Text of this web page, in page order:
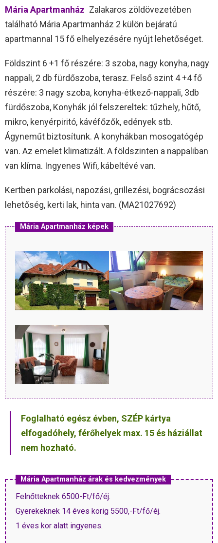
Mária Apartmanház Zalakaros zöldövezetében
található Mária Apartmanház 2 külön bejáratú
apartmannal 15 fő elhelyezésére nyújt lehetőséget.
Földszint 6 +1 fő részére: 3 szoba, nagy konyha, nagy
nappali, 2 db fürdőszoba, terasz. Felső szint 4 +4 fő
részére: 3 nagy szoba, konyha-étkező-nappali, 3db
fürdőszoba, Konyhák jól felszereltek: tűzhely, hűtő,
mikro, kenyérpiritó, kávéfőzők, edények stb.
Ágyneműt biztosítunk. A konyhákban mosogatógép
van. Az emelet klimatizált. A földszinten a nappaliban
van klíma. Ingyenes Wifi, kábeltévé van.
Kertben parkolási, napozási, grillezési, bográcsozási
lehetőség, kerti lak, hinta van. (MA21027692)
Mária Apartmanház képek
Foglalható egész évben, SZÉP kártya
elfogadóhely, férőhelyek max. 15 és háziállat
nem hozható.
Mária Apartmanház árak és kedvezmények
Felnőtteknek 6500-Ft/fő/éj.
Gyerekeknek 14 éves korig 5500,-Ft/fő/éj.
1 éves kor alatt ingyenes.